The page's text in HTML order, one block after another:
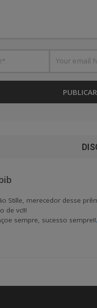
Stille, merecedor desse
de vc!!!
sempre, sucesso sempre!!